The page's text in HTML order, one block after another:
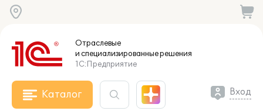
Отраслевые
и специализированныерешения
1С:Предприятие
Каталог Вход